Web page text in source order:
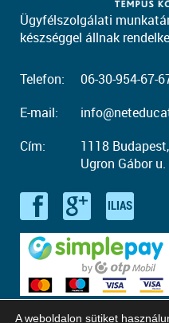
Ügyfélszolgálati
készséggel állnak
Telefon:
06-30-954-67-
E-mail:
Cím:
1118 Budapest,
Ugron Gábor
A weboldalon sütiket